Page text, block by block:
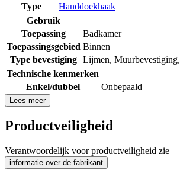
Type
Handdoekhaak
Gebruik
Toepassing
Badkamer
Toepassingsgebied Binnen
Type bevestiging Lijmen, Muurbevestiging,
Technische kenmerken
Enkel/dubbel
Onbepaald
Lees meer
Productveiligheid
Verantwoordelijk voor productveiligheid zie
informatie over de fabrikant